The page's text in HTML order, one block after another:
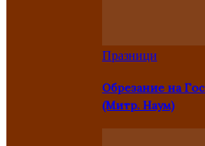
Празници
Oбрезание на
(Митр. Наум)